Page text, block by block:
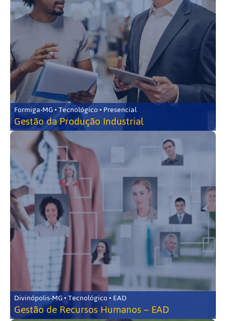
Formiga-MG • Tecnológico • Presencial
Gestão da Produção Industrial
Divinópolis-MG • Tecnológico • EAD
Gestão de Recursos Humanos – EAD